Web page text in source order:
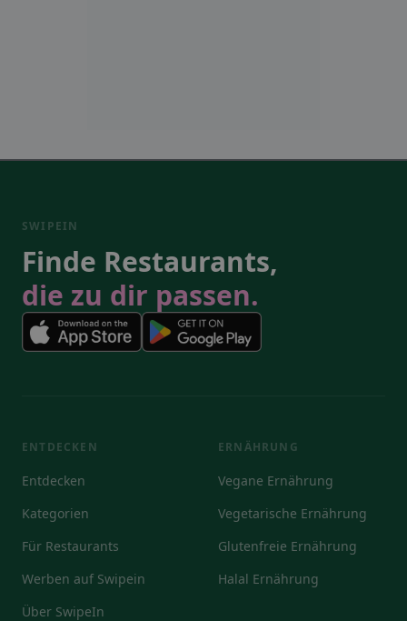
SWIPEIN
Finde Restaurants,
die zu dir passen.
ENTDECKEN
Entdecken
Kategorien
Für Restaurants
Werben auf Swipein
Über SwipeIn
ERNÄHRUNG
Vegane Ernährung
Vegetarische Ernährung
Glutenfreie Ernährung
Halal Ernährung